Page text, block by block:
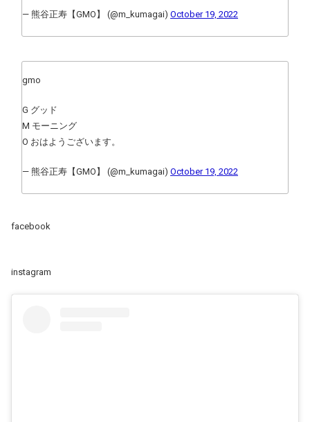
— 熊谷正寿【GMO】 (@m_kumagai) October 19, 2022
gmo
G グッド
M モーニング
O おはようございます。
— 熊谷正寿【GMO】 (@m_kumagai) October 19, 2022
facebook
instagram